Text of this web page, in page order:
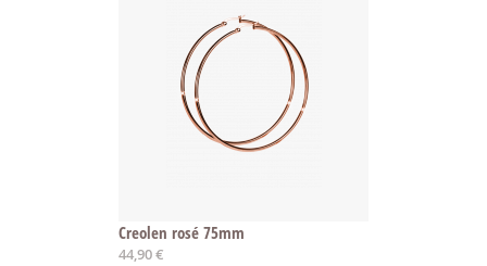
Creolen rosé 75mm
44,90 €